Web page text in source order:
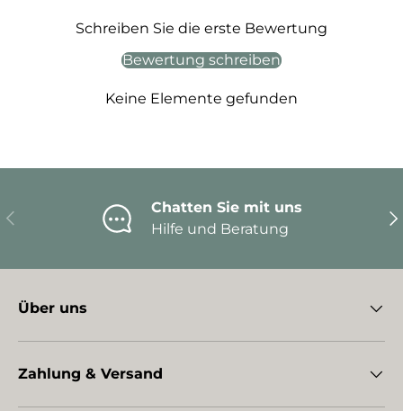
Schreiben Sie die erste Bewertung
Bewertung schreiben
Keine Elemente gefunden
Vorherige
Chatten Sie mit uns
Hilfe und Beratung
Über uns
Zahlung & Versand